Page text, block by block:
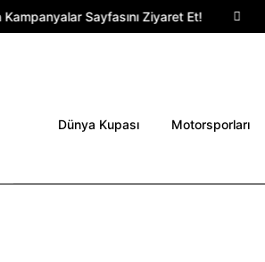
Sayfasını Ziyaret Et!
Dünya Kupası Motorsporları